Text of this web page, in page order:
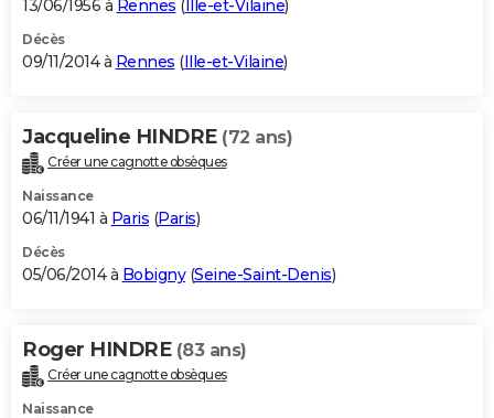
13/06/1956 à Rennes ( Ille-et-Vilaine)
Décès
09/11/2014 à Rennes (Ille-et-Vilaine)
Jacqueline HINDRE (72 ans)
Créer une cagnotte obsèques
Naissance
06/11/1941 à Paris (Paris)
Décès
05/06/2014 à Bobigny(Seine-Saint-Denis)
Roger HINDRE (83 ans)
Créer une cagnotte obsèques
Naissance